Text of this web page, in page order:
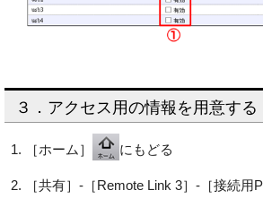
３．アクセス用の情報を用意する
［ホーム］ にもどる
［共有］-［Remote Link 3］-［接続用